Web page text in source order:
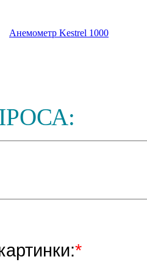
Анемометр Kestrel 1000
*